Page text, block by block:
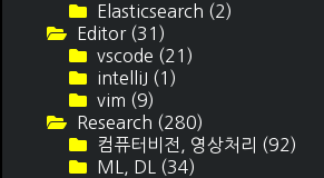
Elasticsearch (2)
Editor (31)
vscode (21)
intelliJ (1)
vim (9)
Research (280)
컴퓨터비전, 영상처리 (92)
ML, DL (34)